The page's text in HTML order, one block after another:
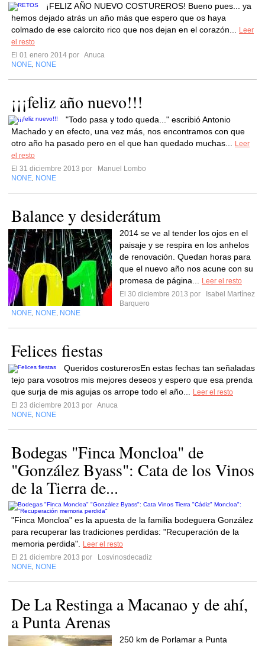
¡FELIZ AÑO NUEVO COSTUREROS! Bueno pues... ya
hemos dejado atrás un año más que espero que os haya
colmado de ese calorcito rico que nos dejan en el corazón...
Leer
el resto
El 01 enero 2014 por Anuca
NONE NONE
¡¡¡feliz año nuevo!!!
"Todo pasa y todo queda..." escribió Antonio
Machado y en efecto, una vez más, nos encontramos con que
otro año ha pasado pero en el que han quedado muchas...
Leer
el resto
El 31 diciembre 2013 por
Manuel Lombo
NONE NONE
Balance y desiderátum
2014 se ve al tender los ojos en el
paisaje y se respira en los anhelos
de renovación. Quedan horas para
que el nuevo año nos acune con su
promesa de página...
Leer el resto
El 30 diciembre 2013 por
Isabel Martínez
Barquero
NONE NONE NONE
Felices fiestas
Queridos costurerosEn estas fechas tan señaladas
tejo para vosotros mis mejores deseos y espero que esa prenda
que surja de mis agujas os arrope todo el año...
Leer el resto
El 23 diciembre 2013 por Anuca
NONE NONE
Bodegas "Finca Moncloa" de
"González Byass": Cata de los Vinos
de la Tierra de...
"Finca Moncloa" es la apuesta de la familia bodeguera González
para recuperar las tradiciones perdidas: "Recuperación de la
memoria perdida".
Leer el resto
El 21 diciembre 2013 por
Losvinosdecadiz
NONE NONE
De La Restinga a Macanao y de ahí,
a Punta Arenas
250 km de Porlamar a Punta